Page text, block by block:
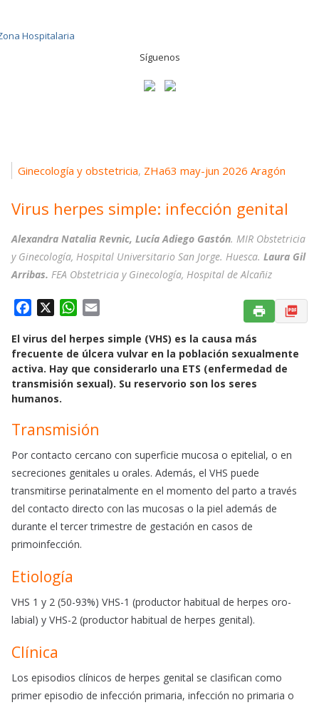
Síguenos
Ginecología y obstetricia, ZHa63 may-jun 2026 Aragón
Virus herpes simple: infección genital
Alexandra Natalia Revnic, Lucía Adiego Gastón. MIR Obstetricia
y Ginecología, Hospital Universitario San Jorge. Huesca. Laura Gil
Arribas. FEA Obstetricia y Ginecología, Hospital de Alcañiz
c
e
b
o
k
W
a
t
s
p
a
i
l
El virus del herpes simple (VHS) es la causa más
frecuente de úlcera vulvar en la población sexualmente
activa. Hay que considerarlo una ETS (enfermedad de
transmisión sexual). Su reservorio son los seres
humanos.
Transmisión
Por contacto cercano con superficie mucosa o epitelial, o en
secreciones genitales u orales. Además, el VHS puede
transmitirse perinatalmente en el momento del parto a través
del contacto directo con las mucosas o la piel además de
durante el tercer trimestre de gestación en casos de
primoinfección.
Etiología
VHS 1 y 2 (50-93%) VHS-1 (productor habitual de herpes oro-
labial) y VHS-2 (productor habitual de herpes genital).
Clínica
Los episodios clínicos de herpes genital se clasifican como
primer episodio de infección primaria, infección no primaria o